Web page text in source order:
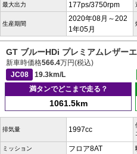
最大出力 177ps/3750rpm
生産期間
2020年08月～202
1年05月
GT ブルーHDi プレミアムレザー
新車時価格566.4万円(税込)
JC08
19.3km/L
満タンでどこまで走る？
1061.5km
排気量 1997cc
ミッション フロア8AT